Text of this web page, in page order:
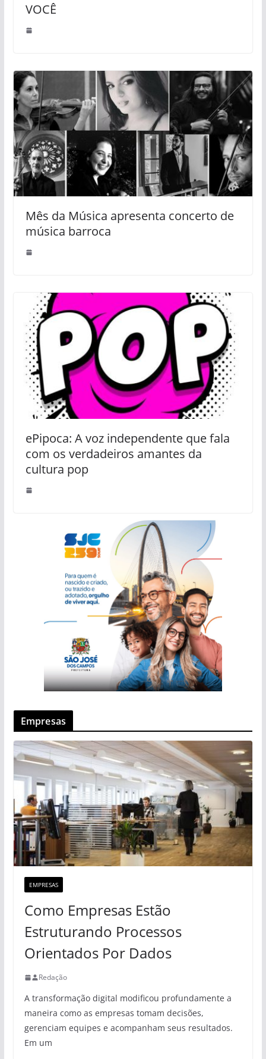
VOCÊ
Mês da Música apresenta concerto de
música barroca
ePipoca: A voz independente que fala
com os verdadeiros amantes da
cultura pop
Empresas
EMPRESAS
Como Empresas Estão
Estruturando Processos
Orientados Por Dados
Redação
A transformação digital modificou profundamente a
maneira como as empresas tomam decisões,
gerenciam equipes e acompanham seus resultados.
Em um